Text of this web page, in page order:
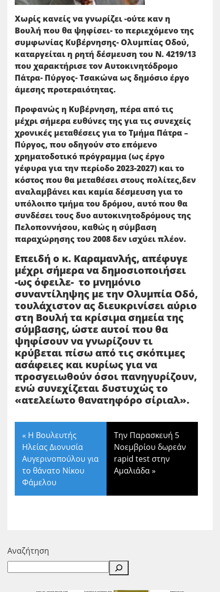
Χωρίς κανείς να γνωρίζει -ούτε καν η
Βουλή που θα ψηφίσει- το περιεχόμενο της
συμφωνίας Κυβέρνησης- Ολυμπίας Οδού,
καταργείται η ρητή δέσμευση του Ν. 4219/13
που χαρακτήρισε τον Αυτοκινητόδρομο
Πάτρα- Πύργος- Τσακώνα ως δημόσιο έργο
άμεσης προτεραιότητας.
Προφανώς η Κυβέρνηση, πέρα από τις
μέχρι σήμερα ευθύνες της για τις συνεχείς
χρονικές μεταθέσεις για το Τμήμα Πάτρα –
Πύργος, που οδηγούν στο επόμενο
χρηματοδοτικό πρόγραμμα (ως έργο
γέφυρα για την περίοδο 2023-2027) και το
κόστος που θα μεταθέσει στους πολίτες,δεν
αναλαμβάνει και καμία δέσμευση για το
υπόλοιπο τμήμα του δρόμου, αυτό που θα
συνδέσει τους δυο αυτοκινητοδρόμους της
Πελοποννήσου, καθώς η σύμβαση
παραχώρησης του 2008 δεν ισχύει πλέον.
Επειδή ο κ. Καραμανλής, απέφυγε
μέχρι σήμερα να δημοσιοποιήσει
-ως όφειλε- το μνημόνιο
συναντίληψης με την Ολυμπία Οδό,
τουλάχιστον ας διευκρινίσει αύριο
στη Βουλή τα κρίσιμα σημεία της
σύμβασης, ώστε αυτοί που θα
ψηφίσουν να γνωρίζουν τι
κρύβεται πίσω από τις σκόπιμες
ασάφειες και κυρίως για να
προσγειωθούν όσοι πανηγυρίζουν,
ενώ συνεχίζεται δυστυχώς το
«ατελείωτο θανατηφόρο σίριαλ».
« Η Βουλευτής
Ηλείας Διονυσία
Αυγερινοπούλου για
το θάνατο Νίκου
Φάμελου
Την Παρασκευή 5
Νοεμβρίου δωρεάν
rapid test στην
Αμαλιάδα»
Αναζήτηση